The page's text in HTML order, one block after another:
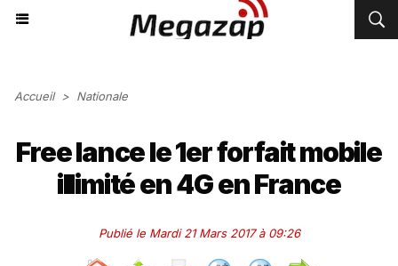
Accueil > Nationale
Free lance le 1er forfait mobile
illimité en 4G en France
Publié le Mardi 21 Mars 2017 à 09:26